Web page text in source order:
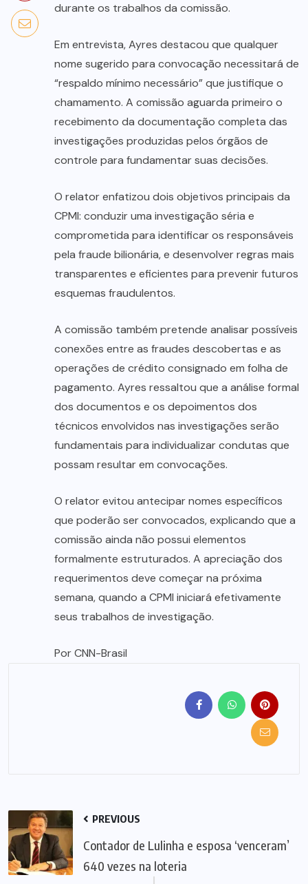
durante os trabalhos da comissão.
Em entrevista, Ayres destacou que qualquer
nome sugerido para convocação necessitará de
“respaldo mínimo necessário” que justifique o
chamamento. A comissão aguarda primeiro o
recebimento da documentação completa das
investigações produzidas pelos órgãos de
controle para fundamentar suas decisões.
O relator enfatizou dois objetivos principais da
CPMI: conduzir uma investigação séria e
comprometida para identificar os responsáveis
pela fraude bilionária, e desenvolver regras mais
transparentes e eficientes para prevenir futuros
esquemas fraudulentos.
A comissão também pretende analisar possíveis
conexões entre as fraudes descobertas e as
operações de crédito consignado em folha de
pagamento. Ayres ressaltou que a análise formal
dos documentos e os depoimentos dos
técnicos envolvidos nas investigações serão
fundamentais para individualizar condutas que
possam resultar em convocações.
O relator evitou antecipar nomes específicos
que poderão ser convocados, explicando que a
comissão ainda não possui elementos
formalmente estruturados. A apreciação dos
requerimentos deve começar na próxima
semana, quando a CPMI iniciará efetivamente
seus trabalhos de investigação.
Por CNN-Brasil
PREVIOUS
Contador de Lulinha e esposa ‘venceram’
640 vezes na loteria